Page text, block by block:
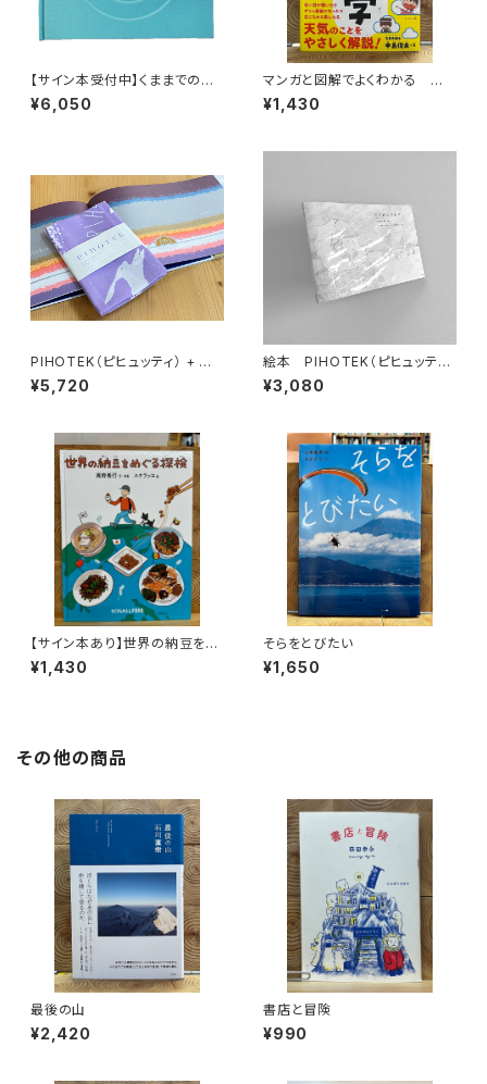
【サイン本受付中】くままでのお
さらい〈特装新版〉
¥6,050
マンガと図解でよくわかる はじ
めての気象学
¥1,430
PIHOTEK（ピヒュッティ） + オリ
ジナルふろしき（薄紫）セット
¥5,720
絵本 PIHOTEK（ピヒュッティ）
北極を風と歩く
¥3,080
【サイン本あり】世界の納豆をめ
ぐる探検
¥1,430
そらをとびたい
¥1,650
その他の商品
最後の山
¥2,420
書店と冒険
¥990